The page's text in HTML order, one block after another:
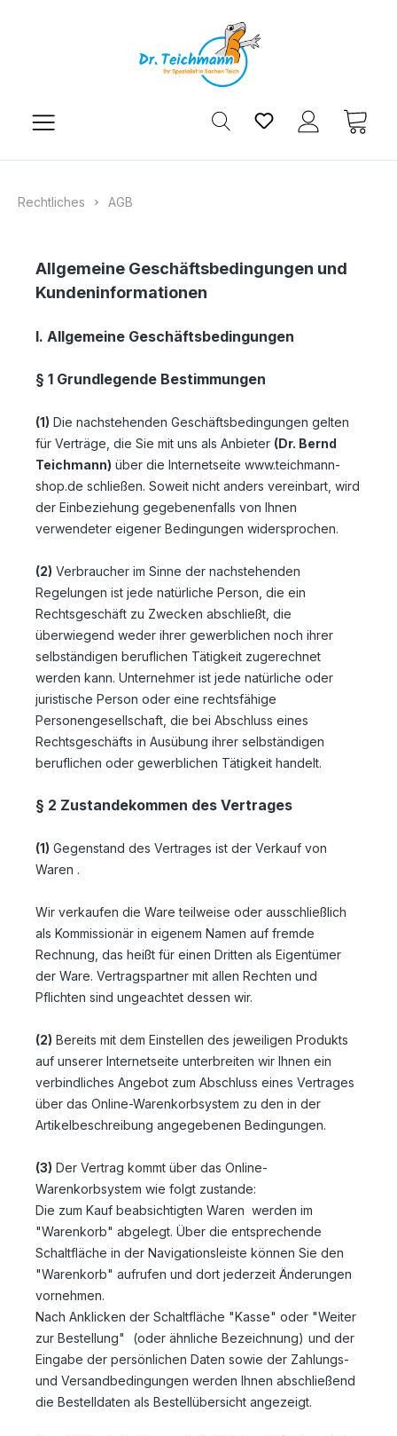
Du hast 0
Rechtliches AGB
Allgemeine Geschäftsbedingungen und
Kundeninformationen
I. Allgemeine Geschäftsbedingungen
§ 1 Grundlegende Bestimmungen
(1) Die nachstehenden Geschäftsbedingungen gelten
für Verträge, die Sie mit uns als Anbieter (Dr. Bernd
Teichmann) über die Internetseite www.teichmann-
shop.de schließen. Soweit nicht anders vereinbart, wird
der Einbeziehung gegebenenfalls von Ihnen
verwendeter eigener Bedingungen widersprochen.
(2) Verbraucher im Sinne der nachstehenden
Regelungen ist jede natürliche Person, die ein
Rechtsgeschäft zu Zwecken abschließt, die
überwiegend weder ihrer gewerblichen noch ihrer
selbständigen beruflichen Tätigkeit zugerechnet
werden kann. Unternehmer ist jede natürliche oder
juristische Person oder eine rechtsfähige
Personengesellschaft, die bei Abschluss eines
Rechtsgeschäfts in Ausübung ihrer selbständigen
beruflichen oder gewerblichen Tätigkeit handelt.
§ 2 Zustandekommen des Vertrages
(1) Gegenstand des Vertrages ist der Verkauf von
Waren .
Wir verkaufen die Ware teilweise oder ausschließlich
als Kommissionär in eigenem Namen auf fremde
Rechnung, das heißt für einen Dritten als Eigentümer
der Ware. Vertragspartner mit allen Rechten und
Pflichten sind ungeachtet dessen wir.
(2) Bereits mit dem Einstellen des jeweiligen Produkts
auf unserer Internetseite unterbreiten wir Ihnen ein
verbindliches Angebot zum Abschluss eines Vertrages
über das Online-Warenkorbsystem zu den in der
Artikelbeschreibung angegebenen Bedingungen.
(3) Der Vertrag kommt über das Online-
Warenkorbsystem wie folgt zustande:
Die zum Kauf beabsichtigten Waren werden im
"Warenkorb" abgelegt. Über die entsprechende
Schaltfläche in der Navigationsleiste können Sie den
"Warenkorb" aufrufen und dort jederzeit Änderungen
vornehmen.
Nach Anklicken der Schaltfläche "Kasse" oder "Weiter
zur Bestellung"
(oder ähnliche Bezeichnung) und der
Eingabe der persönlichen Daten sowie der Zahlungs-
und Versandbedingungen werden Ihnen abschließend
die Bestelldaten als Bestellübersicht angezeigt.